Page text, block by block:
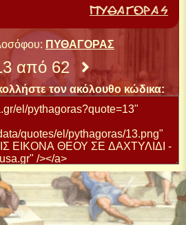
ΠΥΘΑΓΟΡΑΣ
από 62
τον ακόλουθο κώδικα: